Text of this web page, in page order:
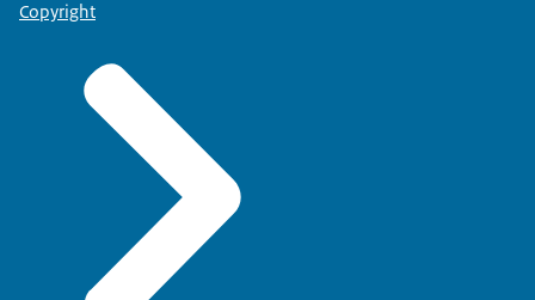
Copyright